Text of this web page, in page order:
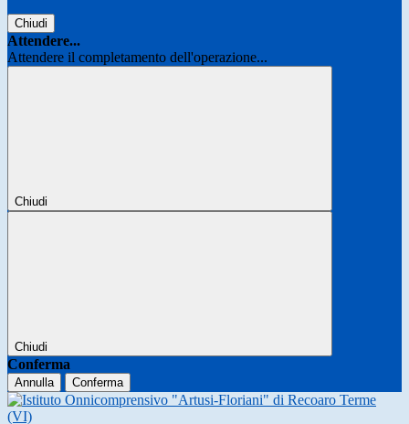
Chiudi
Attendere...
Attendere il completamento dell'operazione...
Chiudi
Chiudi
Conferma
Annulla Conferma